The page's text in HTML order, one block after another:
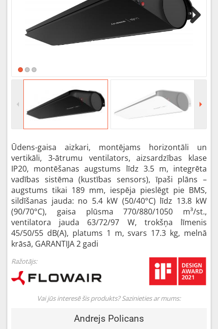
Ūdens-gaisa aizkari, montējams horizontāli un
vertikāli, 3-ātrumu ventilators, aizsardzības klase
IP20, montēšanas augstums līdz 3.5 m, integrēta
vadības sistēma (kustības sensors), īpaši plāns –
augstums tikai 189 mm, iespēja pieslēgt pie BMS,
sildīšanas jauda: no 5.4 kW (50/40°C) līdz 13.8 kW
(90/70°C), gaisa plūsma 770/880/1050 m³/st.,
ventilatora jauda 63/72/97 W, trokšņa līmenis
45/50/55 dB(A), platums 1 m, svars 17.3 kg, melnā
krāsā, GARANTIJA 2 gadi
Ražotājs:
Vai jūs interesē šis produkts? Sazinieties ar mums:
Andrejs Policans